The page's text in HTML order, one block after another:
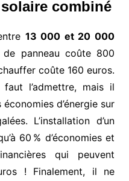
combiné
13 000 et 20 000
panneau coûte 800
coûte 160 euros.
faut l’admettre, mais il
d’énergie sur
L’installation d’un
60 % d’économies et
qui peuvent
! Finalement, il ne